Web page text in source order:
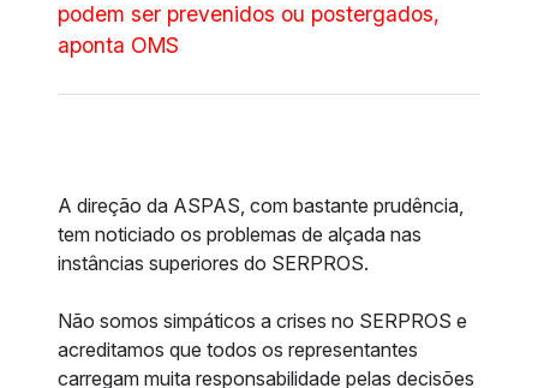
podem ser prevenidos ou postergados,
aponta OMS
A direção da ASPAS, com bastante prudência,
tem noticiado os problemas de alçada nas
instâncias superiores do SERPROS.
Não somos simpáticos a crises no SERPROS e
acreditamos que todos os representantes
carregam muita responsabilidade pelas decisões